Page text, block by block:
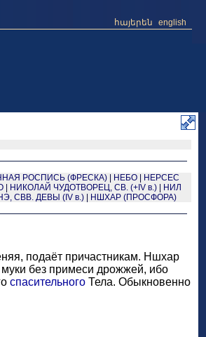
հայերեն english
РОСПИСЬ (ФРЕСКА) НЕБО
НЕРСЕС
| НИКОЛАЙ ЧУДОТВОРЕЦ, СВ. (+IV в.)|
НИЛ
СВВ. ДЕВЫ (IV в.)| НШХАР (ПРОСФОРА)
подаёт причастникам. Ншхар
муки без примеси дрожжей, ибо
спасительного Тела. Обыкновенно